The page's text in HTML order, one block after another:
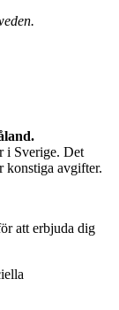
i Sverige. Det
konstiga avgifter.
att erbjuda dig